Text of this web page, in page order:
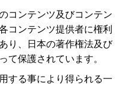
コンテンツ及びコンテン
コンテンツ提供者に権利
り、日本の著作権法及び
て保護されています。
する事により得られる一